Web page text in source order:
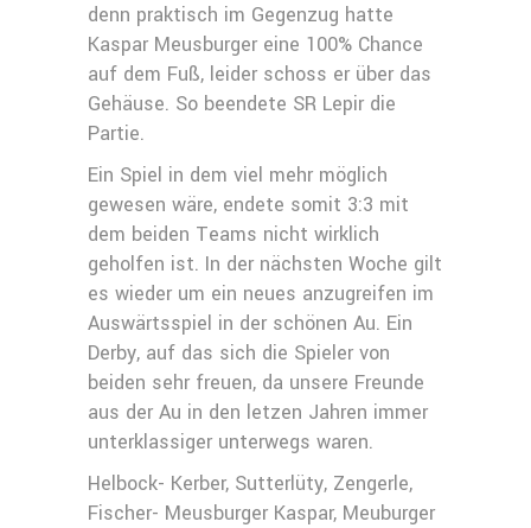
denn praktisch im Gegenzug hatte
Kaspar Meusburger eine 100% Chance
auf dem Fuß, leider schoss er über das
Gehäuse. So beendete SR Lepir die
Partie.
Ein Spiel in dem viel mehr möglich
gewesen wäre, endete somit 3:3 mit
dem beiden Teams nicht wirklich
geholfen ist. In der nächsten Woche gilt
es wieder um ein neues anzugreifen im
Auswärtsspiel in der schönen Au. Ein
Derby, auf das sich die Spieler von
beiden sehr freuen, da unsere Freunde
aus der Au in den letzen Jahren immer
unterklassiger unterwegs waren.
Helbock- Kerber, Sutterlüty, Zengerle,
Fischer- Meusburger Kaspar, Meuburger